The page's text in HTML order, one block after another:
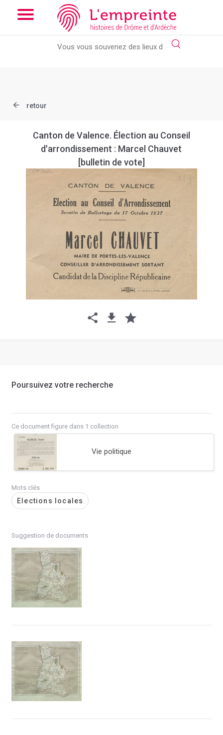
Array ( [slug] => document [ref] => B26362101_EPH_002 )
Add the new slick-theme.css if you want the default styling
retour
Canton de Valence. Élection au Conseil
d'arrondissement : Marcel Chauvet
[bulletin de vote]
Poursuivez votre recherche
Ce document figure dans 1 collection
Vie politique
Mots clés
Elections locales
Suggestion de documents